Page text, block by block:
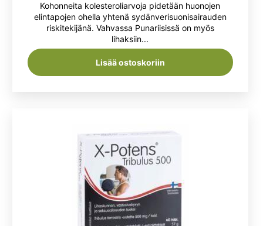
Kohonneita kolesteroliarvoja pidetään huonojen
elintapojen ohella yhtenä sydänverisuonisairauden
riskitekijänä. Vahvassa Punariisissä on myös
lihaksiin...
Lisää ostoskoriin